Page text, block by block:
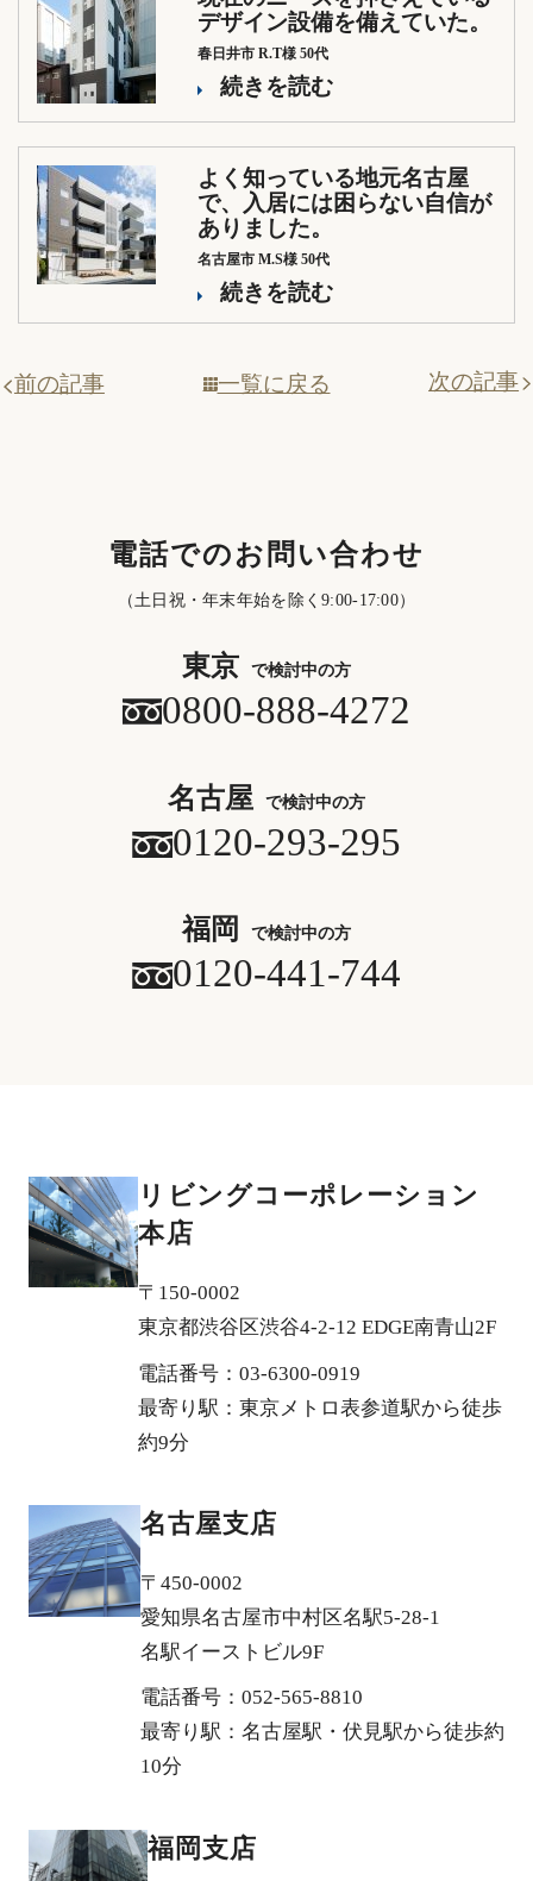
デザイン設備を備えていた。
春日井市 R.T様 50代
続きを読む
よく知っている地元名古屋
で、入居には困らない自信が
ありました。
名古屋市 M.S様 50代
続きを読む
前の記事 一覧に戻る 次の記事
電話でのお問い合わせ
（土日祝・年末年始を除く9:00-17:00）
東京 で検討中の方
0800-888-4272
名古屋 で検討中の方
0120-293-295
福岡 で検討中の方
0120-441-744
リビングコーポレーション
本店
〒150-0002
東京都渋谷区渋谷4-2-12 EDGE南青山2F
電話番号：03-6300-0919
最寄り駅：東京メトロ表参道駅から徒歩
約9分
名古屋支店
〒450-0002
愛知県名古屋市中村区名駅5-28-1
名駅イーストビル9F
電話番号：052-565-8810
最寄り駅：名古屋駅・伏見駅から徒歩約
10分
福岡支店